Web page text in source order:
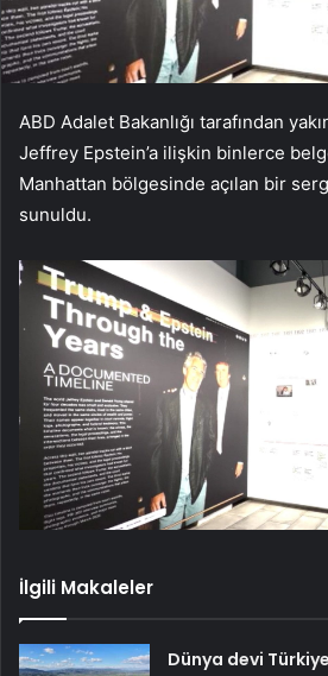
ABD Adalet Bakanlığı tarafından
Jeffrey Epstein’a ilişkin binlerce
Manhattan bölgesinde açılan bir
sunuldu.
İlgili Makaleler
Dünya devi